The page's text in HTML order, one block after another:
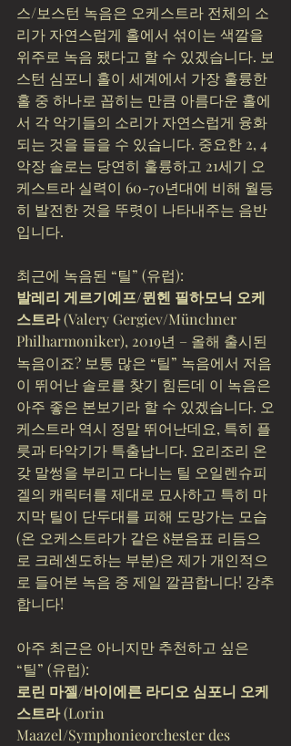
스/보스턴 녹음은 오케스트라 전체의 소
리가 자연스럽게 홀에서 섞이는 색깔을
위주로 녹음 됐다고 할 수 있겠습니다. 보
스턴 심포니 홀이 세계에서 가장 훌륭한
홀 중 하나로 꼽히는 만큼 아름다운 홀에
서 각 악기들의 소리가 자연스럽게 융화
되는 것을 들을 수 있습니다. 중요한 2, 4
악장 솔로는 당연히 훌륭하고 21세기 오
케스트라 실력이 60-70년대에 비해 월등
히 발전한 것을 뚜렷이 나타내주는 음반
입니다.
최근에 녹음된 “틸” (유럽):
발레리 게르기예프/뮌헨 필하모닉 오케
스트라 (Valery Gergiev/Münchner
Philharmoniker), 2019년 – 올해 출시된
녹음이죠? 보통 많은 “틸” 녹음에서 저음
이 뛰어난 솔로를 찾기 힘든데 이 녹음은
아주 좋은 본보기라 할 수 있겠습니다. 오
케스트라 역시 정말 뛰어난데요, 특히 플
릇과 타악기가 특출납니다. 요리조리 온
갖 말썽을 부리고 다니는 틸 오일렌슈피
겔의 캐릭터를 제대로 묘사하고 특히 마
지막 틸이 단두대를 피해 도망가는 모습
(온 오케스트라가 같은 8분음표 리듬으
로 크레셴도하는 부분)은 제가 개인적으
로 들어본 녹음 중 제일 깔끔합니다! 강추
합니다!
아주 최근은 아니지만 추천하고 싶은
“틸” (유럽):
로린 마젤/바이에른 라디오 심포니 오케
스트라 (Lorin
Maazel/Symphonieorchester des